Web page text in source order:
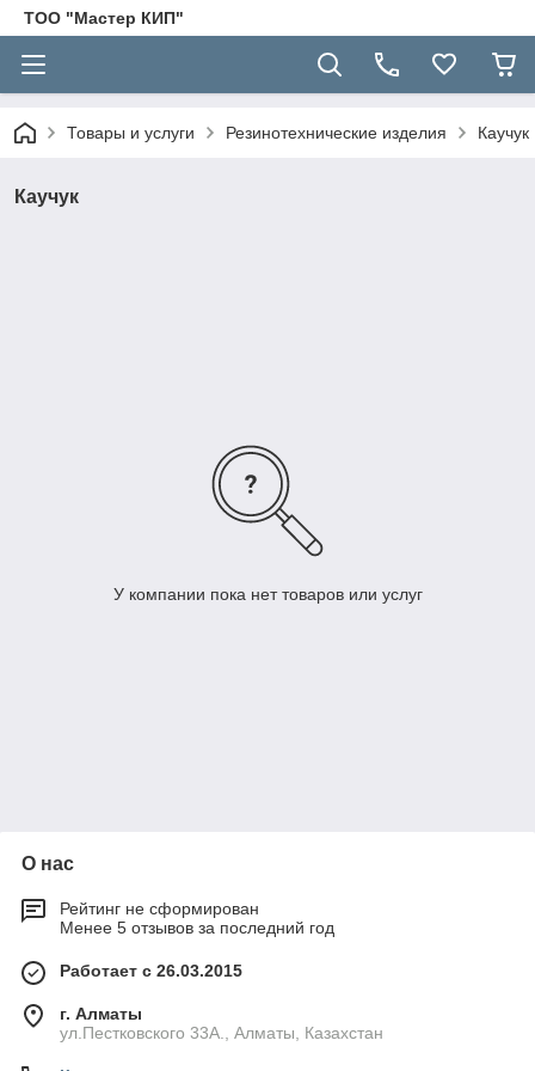
ТОО "Мастер КИП"
Товары и услуги Резинотехнические изделия Каучук
Каучук
У компании пока нет товаров или услуг
О нас
Рейтинг не сформирован
Менее 5 отзывов за последний год
Работает с 26.03.2015
г. Алматы
ул.Пестковского 33А., Алматы, Казахстан